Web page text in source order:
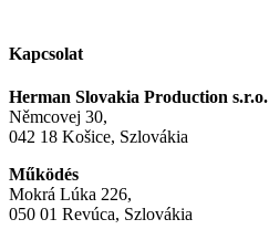
Kapcsolat
Herman Slovakia Production s.r.o.
Němcovej 30,
042 18 Košice, Szlovákia
Működés
Mokrá Lúka 226,
050 01 Revúca, Szlovákia